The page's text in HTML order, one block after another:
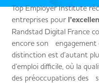
Top Employer Institute
entreprises pour
Randstad Digital France
encore son engagement
distinction est d’autant
d’emploi difficile, où la
des préoccupations des